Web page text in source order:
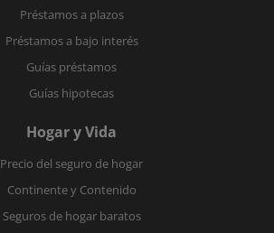
Préstamos a plazos
Préstamos a bajo interés
Guías préstamos
Guías hipotecas
Hogar y Vida
Precio del seguro de hogar
Continente y Contenido
Seguros de hogar baratos